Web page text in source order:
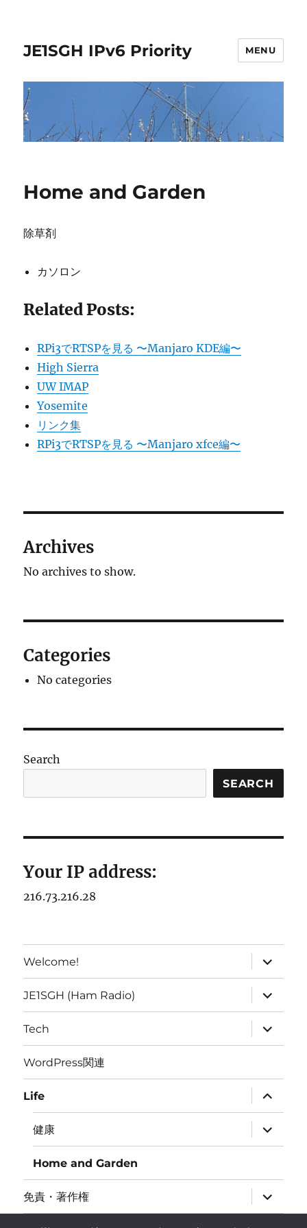
JE1SGH IPv6 Priority MENU
Home and Garden
除草剤
カソロン
Related Posts:
RPi3でRTSPを見る 〜Manjaro KDE編〜
High Sierra
UW IMAP
Yosemite
リンク集
RPi3でRTSPを見る 〜Manjaro xfce編〜
Archives
No archives to show.
Categories
No categories
Search
SEARCH
Your IP address:
216.73.216.28
Welcome!
expand
child
menu
JE1SGH (Ham Radio)
expand
child
menu
Tech
expand
child
menu
WordPress関連
Life
expand
child
menu
健康
expand
child
menu
Home and Garden
免責・著作権
expand
child
menu